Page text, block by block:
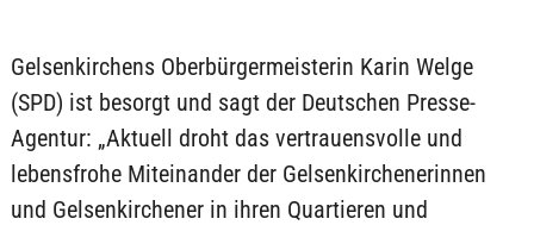
Gelsenkirchens Oberbürgermeisterin Karin Welge
(SPD) ist besorgt und sagt der Deutschen Presse-
Agentur: „Aktuell droht das vertrauensvolle und
lebensfrohe Miteinander der Gelsenkirchenerinnen
und Gelsenkirchener in ihren Quartieren und